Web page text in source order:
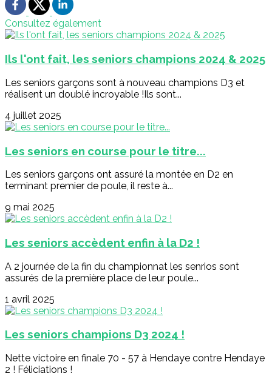
Consultez également
Ils l'ont fait, les seniors champions 2024 & 2025
Les seniors garçons sont à nouveau champions D3 et
réalisent un doublé incroyable !Ils sont...
4 juillet 2025
Les seniors en course pour le titre...
Les seniors garçons ont assuré la montée en D2 en
terminant premier de poule, il reste à...
9 mai 2025
Les seniors accèdent enfin à la D2 !
A 2 journée de la fin du championnat les senrios sont
assurés de la première place de leur poule...
1 avril 2025
Les seniors champions D3 2024 !
Nette victoire en finale 70 - 57 à Hendaye contre Hendaye
2 ! Féliciations !